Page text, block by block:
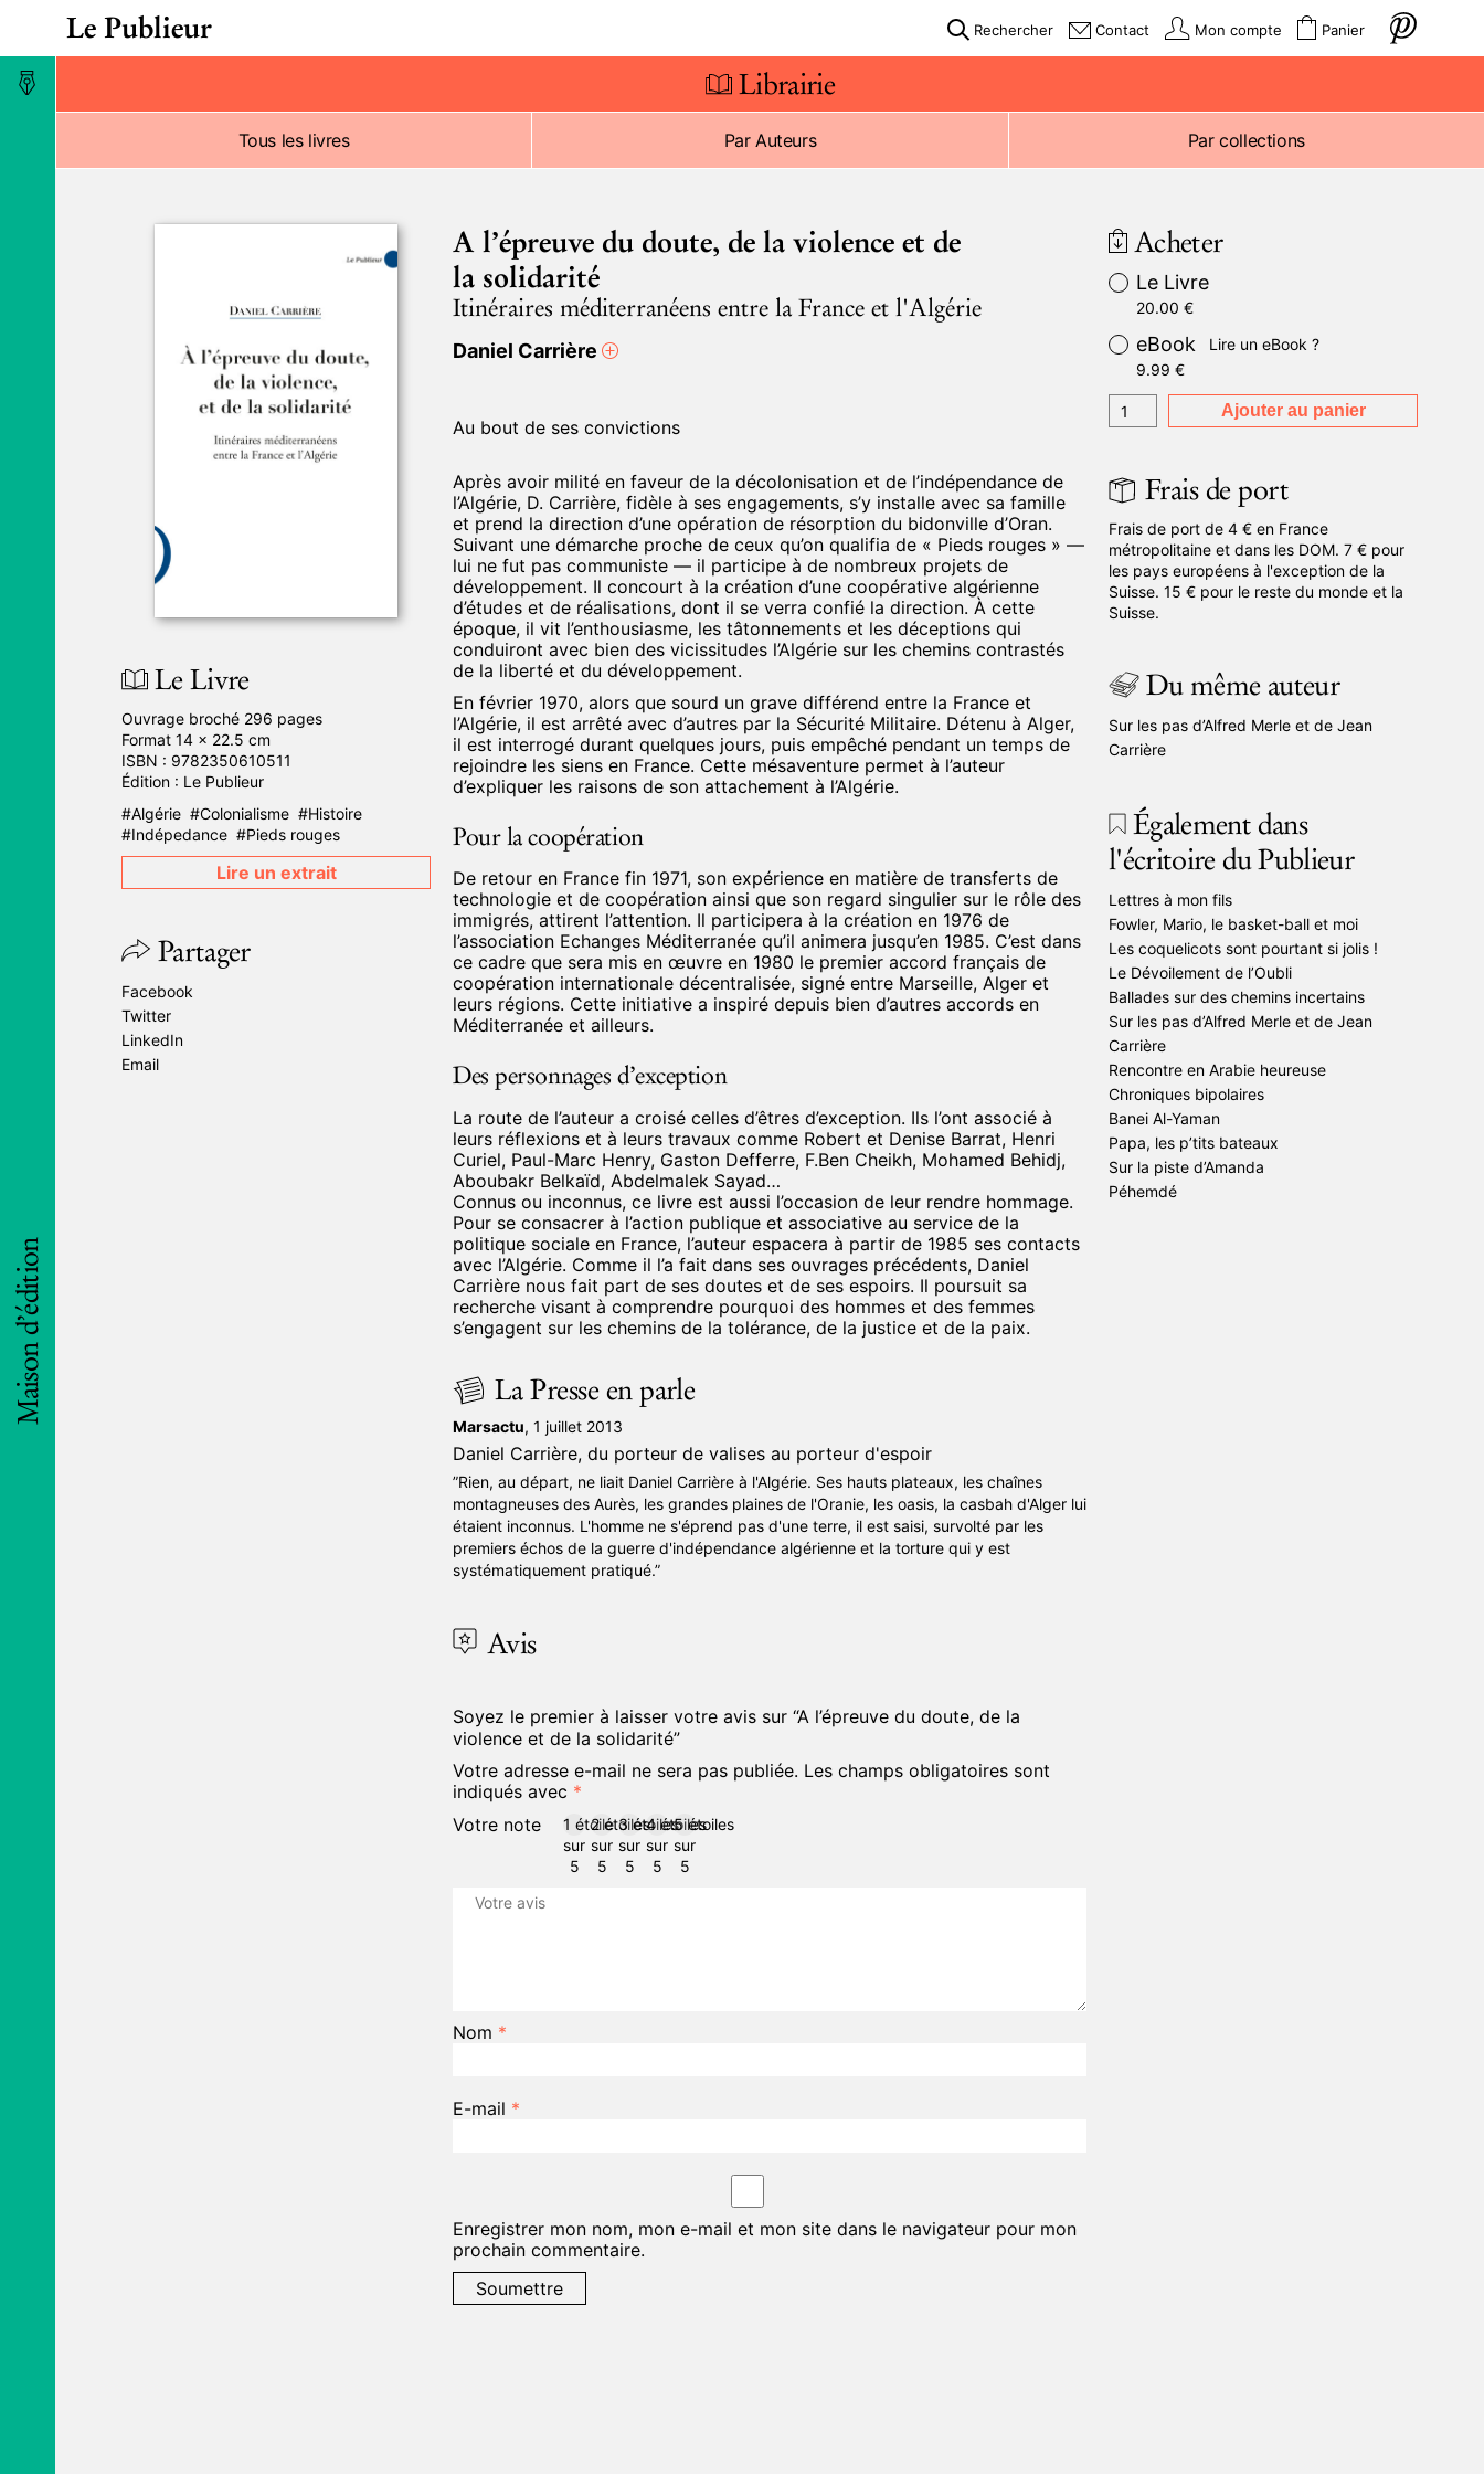
Le Publieur Rechercher Contact Mon compte Panier
Librairie
Tous les livres Par Auteurs Par collections
Le Livre
Ouvrage broché 296 pages
Format 14 × 22.5 cm
ISBN : 9782350610511
Édition : Le Publieur
Algérie
Colonialisme
Histoire
Indépedance
Pieds rouges
Lire un extrait
Partager
Facebook
Twitter
LinkedIn
Email
A l’épreuve du doute, de la violence et de
la solidarité
Itinéraires méditerranéens entre la France et l'Algérie
Daniel Carrière
Au bout de ses convictions
Après avoir milité en faveur de la décolonisation et de l’indépendance de
l’Algérie, D. Carrière, fidèle à ses engagements, s’y installe avec sa famille
et prend la direction d’une opération de résorption du bidonville d’Oran.
Suivant une démarche proche de ceux qu’on qualifia de « Pieds rouges » —
lui ne fut pas communiste — il participe à de nombreux projets de
développement. Il concourt à la création d’une coopérative algérienne
d’études et de réalisations, dont il se verra confié la direction. À cette
époque, il vit l’enthousiasme, les tâtonnements et les déceptions qui
conduiront avec bien des vicissitudes l’Algérie sur les chemins contrastés
de la liberté et du développement.
En février 1970, alors que sourd un grave différend entre la France et
l’Algérie, il est arrêté avec d’autres par la Sécurité Militaire. Détenu à Alger,
il est interrogé durant quelques jours, puis empêché pendant un temps de
rejoindre les siens en France. Cette mésaventure permet à l’auteur
d’expliquer les raisons de son attachement à l’Algérie.
Pour la coopération
De retour en France fin 1971, son expérience en matière de transferts de
technologie et de coopération ainsi que son regard singulier sur le rôle des
immigrés, attirent l’attention. Il participera à la création en 1976 de
l’association Echanges Méditerranée qu’il animera jusqu’en 1985. C’est dans
ce cadre que sera mis en œuvre en 1980 le premier accord français de
coopération internationale décentralisée, signé entre Marseille, Alger et
leurs régions. Cette initiative a inspiré depuis bien d’autres accords en
Méditerranée et ailleurs.
Des personnages d’exception
La route de l’auteur a croisé celles d’êtres d’exception. Ils l’ont associé à
leurs réflexions et à leurs travaux comme Robert et Denise Barrat, Henri
Curiel, Paul-Marc Henry, Gaston Defferre, F.Ben Cheikh, Mohamed Behidj,
Aboubakr Belkaïd, Abdelmalek Sayad…
Connus ou inconnus, ce livre est aussi l’occasion de leur rendre hommage.
Pour se consacrer à l’action publique et associative au service de la
politique sociale en France, l’auteur espacera à partir de 1985 ses contacts
avec l’Algérie. Comme il l’a fait dans ses ouvrages précédents, Daniel
Carrière nous fait part de ses doutes et de ses espoirs. Il poursuit sa
recherche visant à comprendre pourquoi des hommes et des femmes
s’engagent sur les chemins de la tolérance, de la justice et de la paix.
La Presse en parle
Marsactu, 1 juillet 2013
Daniel Carrière, du porteur de valises au porteur d'espoir
”Rien, au départ, ne liait Daniel Carrière à l'Algérie. Ses hauts plateaux, les chaînes
montagneuses des Aurès, les grandes plaines de l'Oranie, les oasis, la casbah d'Alger lui
étaient inconnus. L'homme ne s'éprend pas d'une terre, il est saisi, survolté par les
premiers échos de la guerre d'indépendance algérienne et la torture qui y est
systématiquement pratiqué.”
Avis
Soyez le premier à laisser votre avis sur “A l’épreuve du doute, de la
violence et de la solidarité”
Votre adresse e-mail ne sera pas publiée. Les champs obligatoires sont
indiqués avec *
Votre note
1 étoile
sur
5
2 étoiles
sur
5
3 étoiles
sur
5
4 étoiles
sur
5
5 étoiles
sur
5
Nom *
E-mail *
Enregistrer mon nom, mon e-mail et mon site dans le navigateur pour mon
prochain commentaire.
Acheter
Le Livre
20.00 €
eBook
9.99 €
Lire un eBook ?
Les livres au format pdf qui peuvent être lus sur absolument tous les
supports et notamment les ordinateurs, à condition d’avoir téléchargé
gratuitement le logiciel adéquat de lecture (Adobe Reader) ce que vous
pouvez faire ici
Les livres au format .epub qui permettent de lire avec un maximum de
confort, sur les ordinateurs bien sûr, mais aussi sur toutes les liseuses (à
Les livres au format .mobi pour les possesseurs du Kindle d’Amazon.
Ajouter au panier
Frais de port
Frais de port de 4 € en France
métropolitaine et dans les DOM. 7 € pour
les pays européens à l'exception de la
Suisse. 15 € pour le reste du monde et la
Suisse.
Du même auteur
Sur les pas d’Alfred Merle et de Jean
Carrière
Également dans
l'écritoire du Publieur
Lettres à mon fils
Fowler, Mario, le basket-ball et moi
Les coquelicots sont pourtant si jolis !
Le Dévoilement de l’Oubli
Ballades sur des chemins incertains
Sur les pas d’Alfred Merle et de Jean
Carrière
Rencontre en Arabie heureuse
Chroniques bipolaires
Banei Al-Yaman
Papa, les p’tits bateaux
Sur la piste d’Amanda
Péhemdé
Maison d’édition